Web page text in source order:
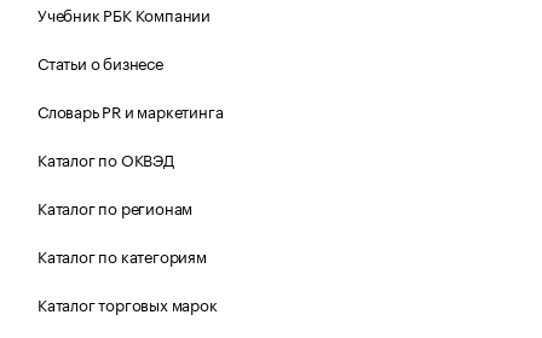
Учебник РБК Компании
Статьи о бизнесе
Словарь PR и маркетинга
Каталог по ОКВЭД
Каталог по регионам
Каталог по категориям
Каталог торговых марок